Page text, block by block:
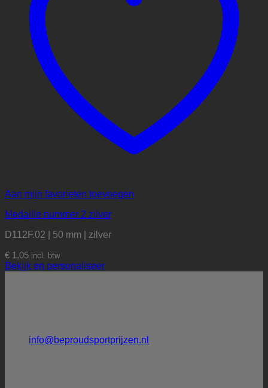
Aan mijn favorieten toevoegen
Medaille nummer 2 zilver
D112F.02 | 50 mm | zilver
€ 1,05 incl. btw
Bekijk en personaliseer
info@beproudsportprijzen.nl